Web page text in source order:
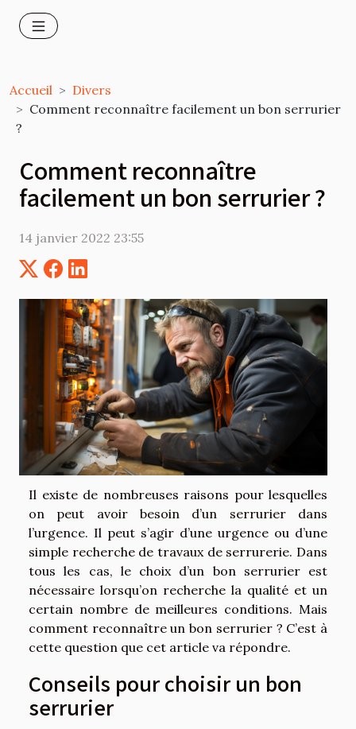
Accueil
Divers
Comment reconnaître facilement un bon serrurier
?
Comment reconnaître
facilement un bon serrurier ?
14 janvier 2022 23:55
Il existe de nombreuses raisons pour lesquelles
on peut avoir besoin d’un serrurier dans
l’urgence. Il peut s’agir d’une urgence ou d’une
simple recherche de travaux de serrurerie. Dans
tous les cas, le choix d’un bon serrurier est
nécessaire lorsqu’on recherche la qualité et un
certain nombre de meilleures conditions. Mais
comment reconnaître un bon serrurier ? C’est à
cette question que cet article va répondre.
Conseils pour choisir un bon
serrurier